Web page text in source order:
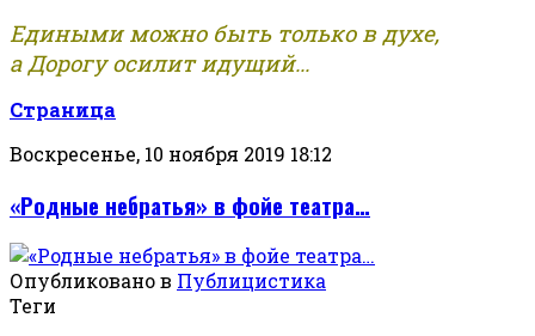
Едиными можно быть только в духе,
а Дорогу осилит идущий...
Страница
Воскресенье, 10 ноября 2019 18:12
«Родные небратья» в фойе театра…
Опубликовано в Публицистика
Теги